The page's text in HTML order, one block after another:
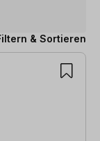
& Sortieren